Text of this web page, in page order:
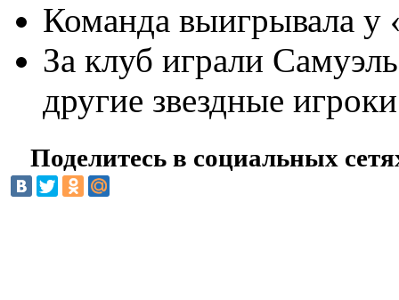
Команда выигрывала у
За клуб играли
другие звездные
Поделитесь в социальных